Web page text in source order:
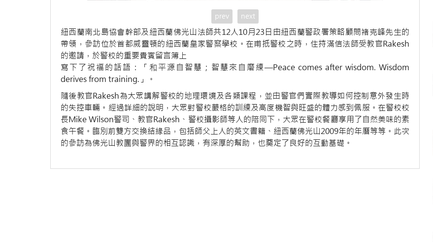
prev next
紐西蘭南北島協會幹部及紐西蘭佛光山法師共12人10月23日由紐西蘭警政署策略顧問褚克峰先生的
帶領，參訪位於首都威靈頓的紐西蘭皇家警察學校。在甫扺警校之時，住持滿信法師受教官Rakesh
的邀請，於警校的重要貴賓留言簿上
寫下了祝福的話語：「和平源自智慧；智慧來自磨練—Peace comes after wisdom. Wisdom
derives from training.」。
隨後教官Rakesh為大眾講解警校的地理環境及各類課程，並由警官們實際教導如何控制意外發生時
的失控車輛。經過詳細的說明，大眾對警校嚴格的訓練及高度機智與旺盛的體力感到佩服。在警校校
長Mike Wilson警司、教官Rakesh、警校攝影師等人的陪同下，大眾在警校餐廳享用了自然美味的素
食午餐。臨別前雙方交換結緣品，包括師父上人的英文書籍、紐西蘭佛光山2009年的年曆等等。此次
的參訪為佛光山教團與警界的相互認識，有深厚的幫助，也奠定了良好的互動基礎。